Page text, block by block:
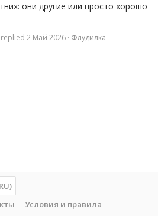
они другие или просто хорошо
Флудилка
2 Май 2026
Условия и правила